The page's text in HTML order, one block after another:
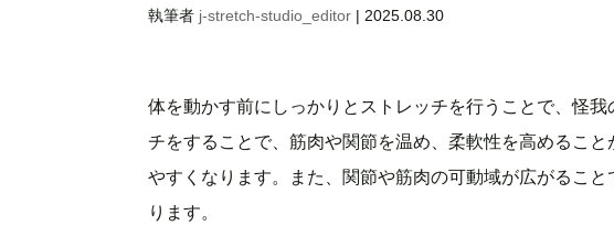
執筆者 j-stretch-studio_editor | 2025.08.30
体を動かす前にしっかりとストレッチを行うことで、怪
チをすることで、筋肉や関節を温め、柔軟性を高めるこ
やすくなります。また、関節や筋肉の可動域が広がるこ
ります。